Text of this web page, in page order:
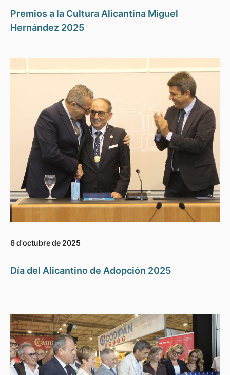
Premios a la Cultura Alicantina Miguel
Hernández 2025
6 d'octubre de 2025
Día del Alicantino de Adopción 2025